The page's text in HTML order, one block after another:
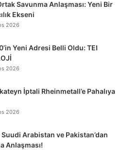
Savunma Anlaşması: Yeni Bir
Ekseni
2026
Yeni Adresi Belli Oldu: TEI
2026
İptali Rheinmetall’e Pahalıya
2026
Arabistan ve Pakistan’dan
Anlaşması!